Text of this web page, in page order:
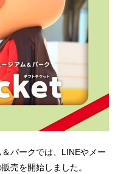
パークでは、LINEやメー
売を開始しました。